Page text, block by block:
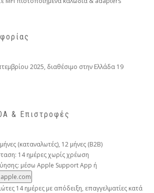
2025, διαθέσιμο στην Ελλάδα 19
& Επιστροφές
(καταναλωτές), 12 μήνες (B2B)
14 ημέρες χωρίς χρέωση
μέσω Apple Support App ή
14 ημέρες με απόδειξη, επαγγελματίες κατά